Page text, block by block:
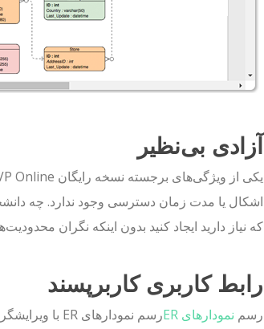
آزادی بی‌نظیر
که نیاز دارید ایجاد کنید بدون اینکه نگران
رابط کاربری کاربرپسند
رسم نمودارهای ER